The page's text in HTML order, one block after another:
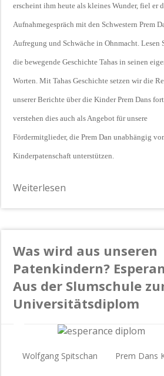
erscheint ihm heute als kleines Wunder, fiel er
Aufnahmegespräch mit den Schwestern Prem
Aufregung und Schwäche in Ohnmacht. Lesen
die bewegende Geschichte Tahas in seinen
Worten. Mit Tahas Geschichte setzen wir die
unserer Berichte über die Kinder Prem Dans
verstehen dies auch als Angebot für unsere
Fördermitglieder, die Prem Dan unabhängig
Kinderpatenschaft unterstützen.
Weiterlesen
Was wird aus unseren
Patenkindern?
Aus der Slumschule
Universitätsdiplom
Wolfgang Spitschan Prem Dans